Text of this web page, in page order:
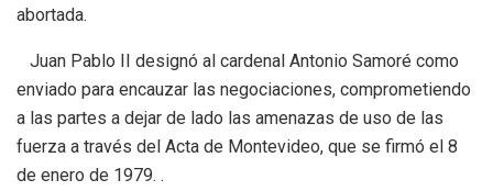
abortada.
Juan Pablo II designó al cardenal Antonio Samoré como
enviado para encauzar las negociaciones, comprometiendo
a las partes a dejar de lado las amenazas de uso de las
fuerza a través del Acta de Montevideo, que se firmó el 8
de enero de 1979. .